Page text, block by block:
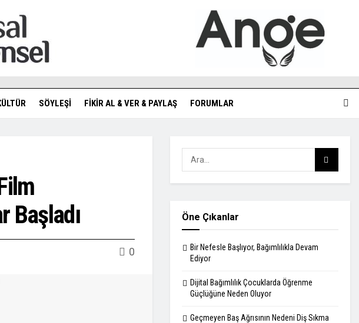
SÖYLEŞI FIKIR AL & VER & PAYLAŞ FORUMLAR
Başladı
0
Öne Çıkanlar
Bir Nefesle Başlıyor, Bağımlılıkla Devam
Ediyor
Dijital Bağımlılık Çocuklarda Öğrenme
Güçlüğüne Neden Oluyor
Geçmeyen Baş Ağrısının Nedeni Diş Sıkma